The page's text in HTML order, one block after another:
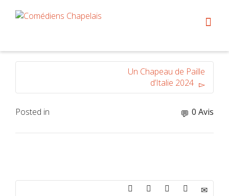
Un Chapeau de Paille
d’Italie 2024
Posted in 0 Avis